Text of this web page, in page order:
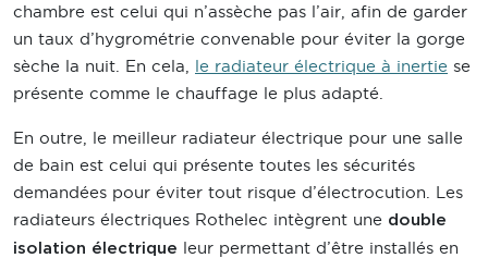
chambre est celui qui n’assèche pas l’air, afin de garder
un taux d’hygrométrie convenable pour éviter la gorge
sèche la nuit. En cela, le radiateur électrique à inertie se
présente comme le chauffage le plus adapté.
En outre, le meilleur radiateur électrique pour une salle
de bain est celui qui présente toutes les sécurités
demandées pour éviter tout risque d’électrocution. Les
radiateurs électriques Rothelec intègrent une double
isolation électrique leur permettant d’être installés en